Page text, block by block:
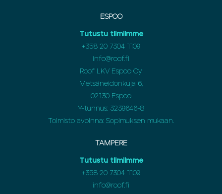
ESPOO
Tutustu tiimiimme
+358 20 7304 1109
info@roof.fi
Roof LKV Espoo Oy
Metsäneidonkuja 6,
02130 Espoo
Y-tunnus: 3239646-8
Toimisto avoinna: Sopimuksen mukaan.
TAMPERE
Tutustu tiimiimme
+358 20 7304 1109
info@roof.fi